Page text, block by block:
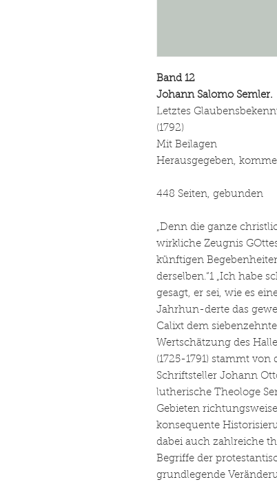
Band 12
Johann Salomo Semler.
Letztes
(1792)
Mit Beilagen
Herausgegeben,
448 Seiten, gebunden
„Denn die ganze
wirkliche Zeugnis
künftigen
derselben.“1 „Ich habe
gesagt, er sei, wie es
Jahrhun-derte das
Calixt dem
Wertschätzung des
(1725-1791) stammt
Schriftsteller Johann
lutherische Theologe
Gebieten
konsequente
dabei auch zahlreiche
Begriffe der
grundlegende